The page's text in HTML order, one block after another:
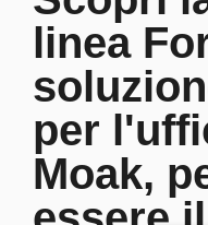
linea
per
Moak,